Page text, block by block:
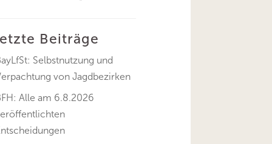
Beiträge
Selbstnutzung und
von Jagdbezirken
Alle am 6.8.2026